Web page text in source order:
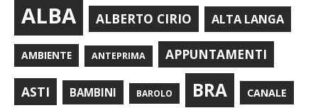
ALBA ALBERTO CIRIO ALTA LANGA
AMBIENTE ANTEPRIMA APPUNTAMENTI
ASTI BAMBINI BAROLO BRA CANALE